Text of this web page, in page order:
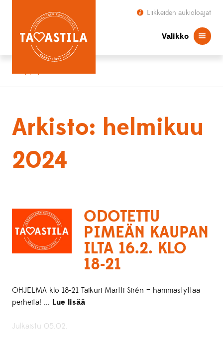
Liikkeiden aukioloajat
Valikko
Arkisto: helmikuu
2024
ODOTETTU
PIMEÄN KAUPAN
ILTA 16.2. KLO
18-21
OHJELMA klo 18-21 Taikuri Martti Sirén – hämmästyttää
perheitä! ... Lue lisää
Julkaistu 05.02.